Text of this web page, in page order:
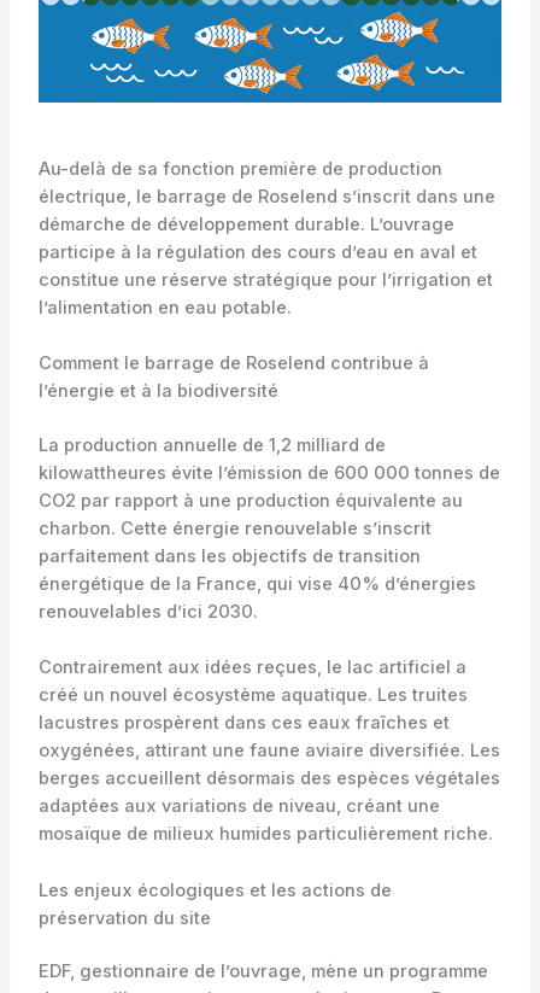
Au-delà de sa fonction première de production
électrique, le barrage de Roselend s’inscrit dans une
démarche de développement durable. L’ouvrage
participe à la régulation des cours d’eau en aval et
constitue une réserve stratégique pour l’irrigation et
l’alimentation en eau potable.
Comment le barrage de Roselend contribue à
l’énergie et à la biodiversité
La production annuelle de 1,2 milliard de
kilowattheures évite l’émission de 600 000 tonnes de
CO2 par rapport à une production équivalente au
charbon. Cette énergie renouvelable s’inscrit
parfaitement dans les objectifs de transition
énergétique de la France, qui vise 40% d’énergies
renouvelables d’ici 2030.
Contrairement aux idées reçues, le lac artificiel a
créé un nouvel écosystème aquatique. Les truites
lacustres prospèrent dans ces eaux fraîches et
oxygénées, attirant une faune aviaire diversifiée. Les
berges accueillent désormais des espèces végétales
adaptées aux variations de niveau, créant une
mosaïque de milieux humides particulièrement riche.
Les enjeux écologiques et les actions de
préservation du site
EDF, gestionnaire de l’ouvrage, mène un programme